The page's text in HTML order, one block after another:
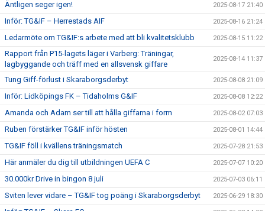
Äntligen seger igen! 2025-08-17 21:40
Inför: TG&IF – Herrestads AIF 2025-08-16 21:24
Ledarmöte om TG&IF:s arbete med att bli kvalitetsklubb 2025-08-15 11:22
Rapport från P15-lagets läger i Varberg: Träningar,
lagbyggande och träff med en allsvensk giffare
2025-08-14 11:37
Tung Giff-förlust i Skaraborgsderbyt 2025-08-08 21:09
Inför: Lidköpings FK – Tidaholms G&IF 2025-08-08 12:22
Amanda och Adam ser till att hålla giffarna i form 2025-08-02 07:03
Ruben förstärker TG&IF inför hösten 2025-08-01 14:44
TG&IF föll i kvällens träningsmatch 2025-07-28 21:53
Här anmäler du dig till utbildningen UEFA C 2025-07-07 10:20
30.000kr Drive in bingon 8 juli 2025-07-03 06:11
Sviten lever vidare – TG&IF tog poäng i Skaraborgsderbyt 2025-06-29 18:30